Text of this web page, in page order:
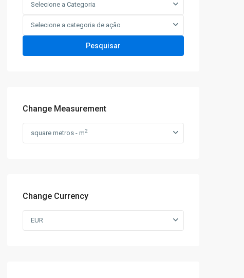
Selecione a Categoria
Selecione a categoria de ação
Pesquisar
Change Measurement
square metros - m2
Change Currency
EUR